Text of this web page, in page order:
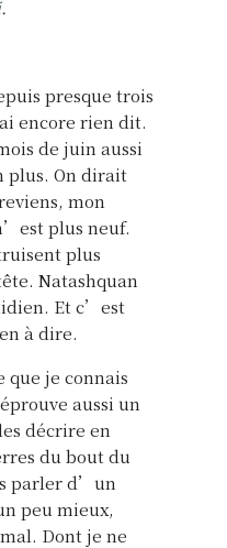
.
presque trois
encore rien dit.
de juin aussi
plus. On dirait
mon
plus neuf.
plus
Natashquan
Et c’est
à dire.
que je connais
aussi un
décrire en
du bout du
parler d’un
peu mieux,
Dont je ne